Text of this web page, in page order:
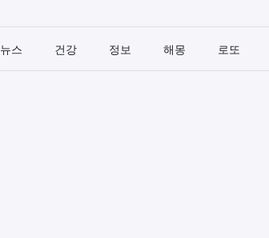
뉴스 건강 정보 해몽 로또